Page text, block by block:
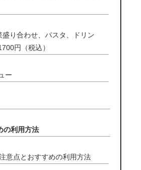
盛り合わせ、パスタ、ドリン
円（税込）
ー
の利用方法
意点とおすすめの利用方法